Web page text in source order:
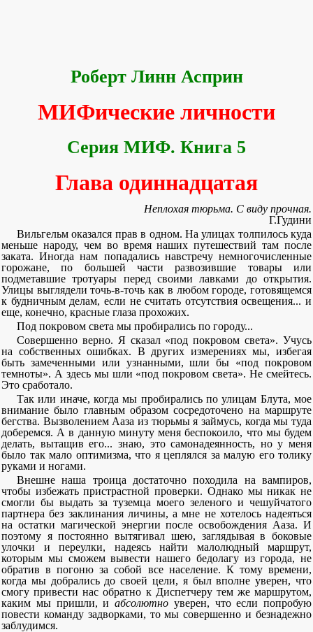
Роберт Линн Асприн
МИФические личности
Серия МИФ. Книга 5
Глава одиннадцатая
Неплохая тюрьма. С виду прочная.
Г.Гудини
Вильгельм оказался прав в одном. На улицах толпилось куда
меньше народу, чем во время наших путешествий там после
заката. Иногда нам попадались навстречу немногочисленные
горожане, по большей части развозившие товары или
подметавшие тротуары перед своими лавками до открытия.
Улицы выглядели точь-в-точь как в любом городе, готовящемся
к будничным делам, если не считать отсутствия освещения... и
еще, конечно, красные глаза прохожих.
Под покровом света мы пробирались по городу...
Совершенно верно. Я сказал «под покровом света». Учусь
на собственных ошибках. В других измерениях мы, избегая
быть замеченными или узнанными, шли бы «под покровом
темноты». А здесь мы шли «под покровом света». Не смейтесь.
Это сработало.
Так или иначе, когда мы пробирались по улицам Блута, мое
внимание было главным образом сосредоточено на маршруте
бегства. Вызволением Ааза из тюрьмы я займусь, когда мы туда
доберемся. А в данную минуту меня беспокоило, что мы будем
делать, вытащив его... знаю, это самонадеянность, но у меня
было так мало оптимизма, что я цеплялся за малую его толику
руками и ногами.
Внешне наша троица достаточно походила на вампиров,
чтобы избежать пристрастной проверки. Однако мы никак не
смогли бы выдать за туземца моего зеленого и чешуйчатого
партнера без заклинания личины, а мне не хотелось надеяться
на остатки магической энергии после освобождения Ааза. И
поэтому я постоянно вытягивал шею, заглядывая в боковые
улочки и переулки, надеясь найти малолюдный маршрут,
которым мы сможем вывести нашего бедолагу из города, не
обратив в погоню за собой все население. К тому времени,
когда мы добрались до своей цели, я был вполне уверен, что
смогу привести нас обратно к Диспетчеру тем же маршрутом,
каким мы пришли, и абсолютно уверен, что если попробую
повести команду задворками, то мы совершенно и безнадежно
заблудимся.